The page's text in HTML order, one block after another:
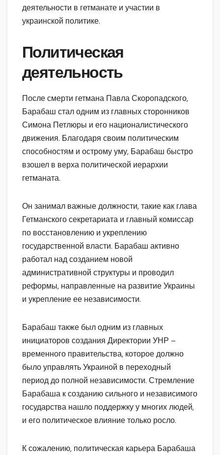
деятельности в гетманате и участии в
украинской политике.
Политическая
деятельность
После смерти гетмана Павла Скоропадского,
Барабаш стал одним из главных сторонников
Симона Петлюры и его националистического
движения. Благодаря своим политическим
способностям и острому уму, Барабаш быстро
взошел в верха политической иерархии
гетманата.
Он занимал важные должности, такие как глава
Гетманского секретариата и главный комиссар
по восстановлению и укреплению
государственной власти. Барабаш активно
работал над созданием новой
административной структуры и проводил
реформы, направленные на развитие Украины
и укрепление ее независимости.
Барабаш также был одним из главных
инициаторов создания Директории УНР –
временного правительства, которое должно
было управлять Украиной в переходный
период до полной независимости. Стремление
Барабаша к созданию сильного и независимого
государства нашло поддержку у многих людей,
и его политическое влияние только росло.
К сожалению, политическая карьера Барабаша